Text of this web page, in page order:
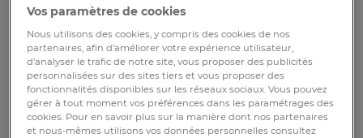
Choisissez l’excellence pour votre parcours de formation !
Devenez entrepreneur de la coiffure
Vous souhaitez entreprendre dans le secteur de la coiffure ? Vous souhaitez
choisir une formation d’excellence pour votre avenir et un diplôme
reconnu par l’Etat ?
Vos paramètres de cookies
Nous utilisons des cookies, y compris des cookies de nos
partenaires, afin d’améliorer votre expérience utilisateur,
d’analyser le trafic de notre site, vous proposer des publicités
personnalisées sur des sites tiers et vous proposer des
fonctionnalités disponibles sur les réseaux sociaux. Vous pouvez
gérer à tout moment vos préférences dans les paramétrages des
cookies. Pour en savoir plus sur la manière dont nos partenaires
et nous-mêmes utilisons vos données personnelles consultez